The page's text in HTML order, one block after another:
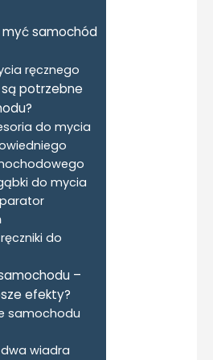
samochód
ręcznego
potrzebne
do mycia
do mycia
do
–
efekty?
samochodu
wiadra